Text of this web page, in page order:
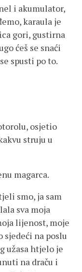
i akumulator,
karaula je
gori, gustirna
ćeš se snaći
spusti po to.
osjetio
struju u
magarca.
smo, ja sam
sva moja
lijenost, moje
sjedeći na poslu
užasa htjelo je
na draču i